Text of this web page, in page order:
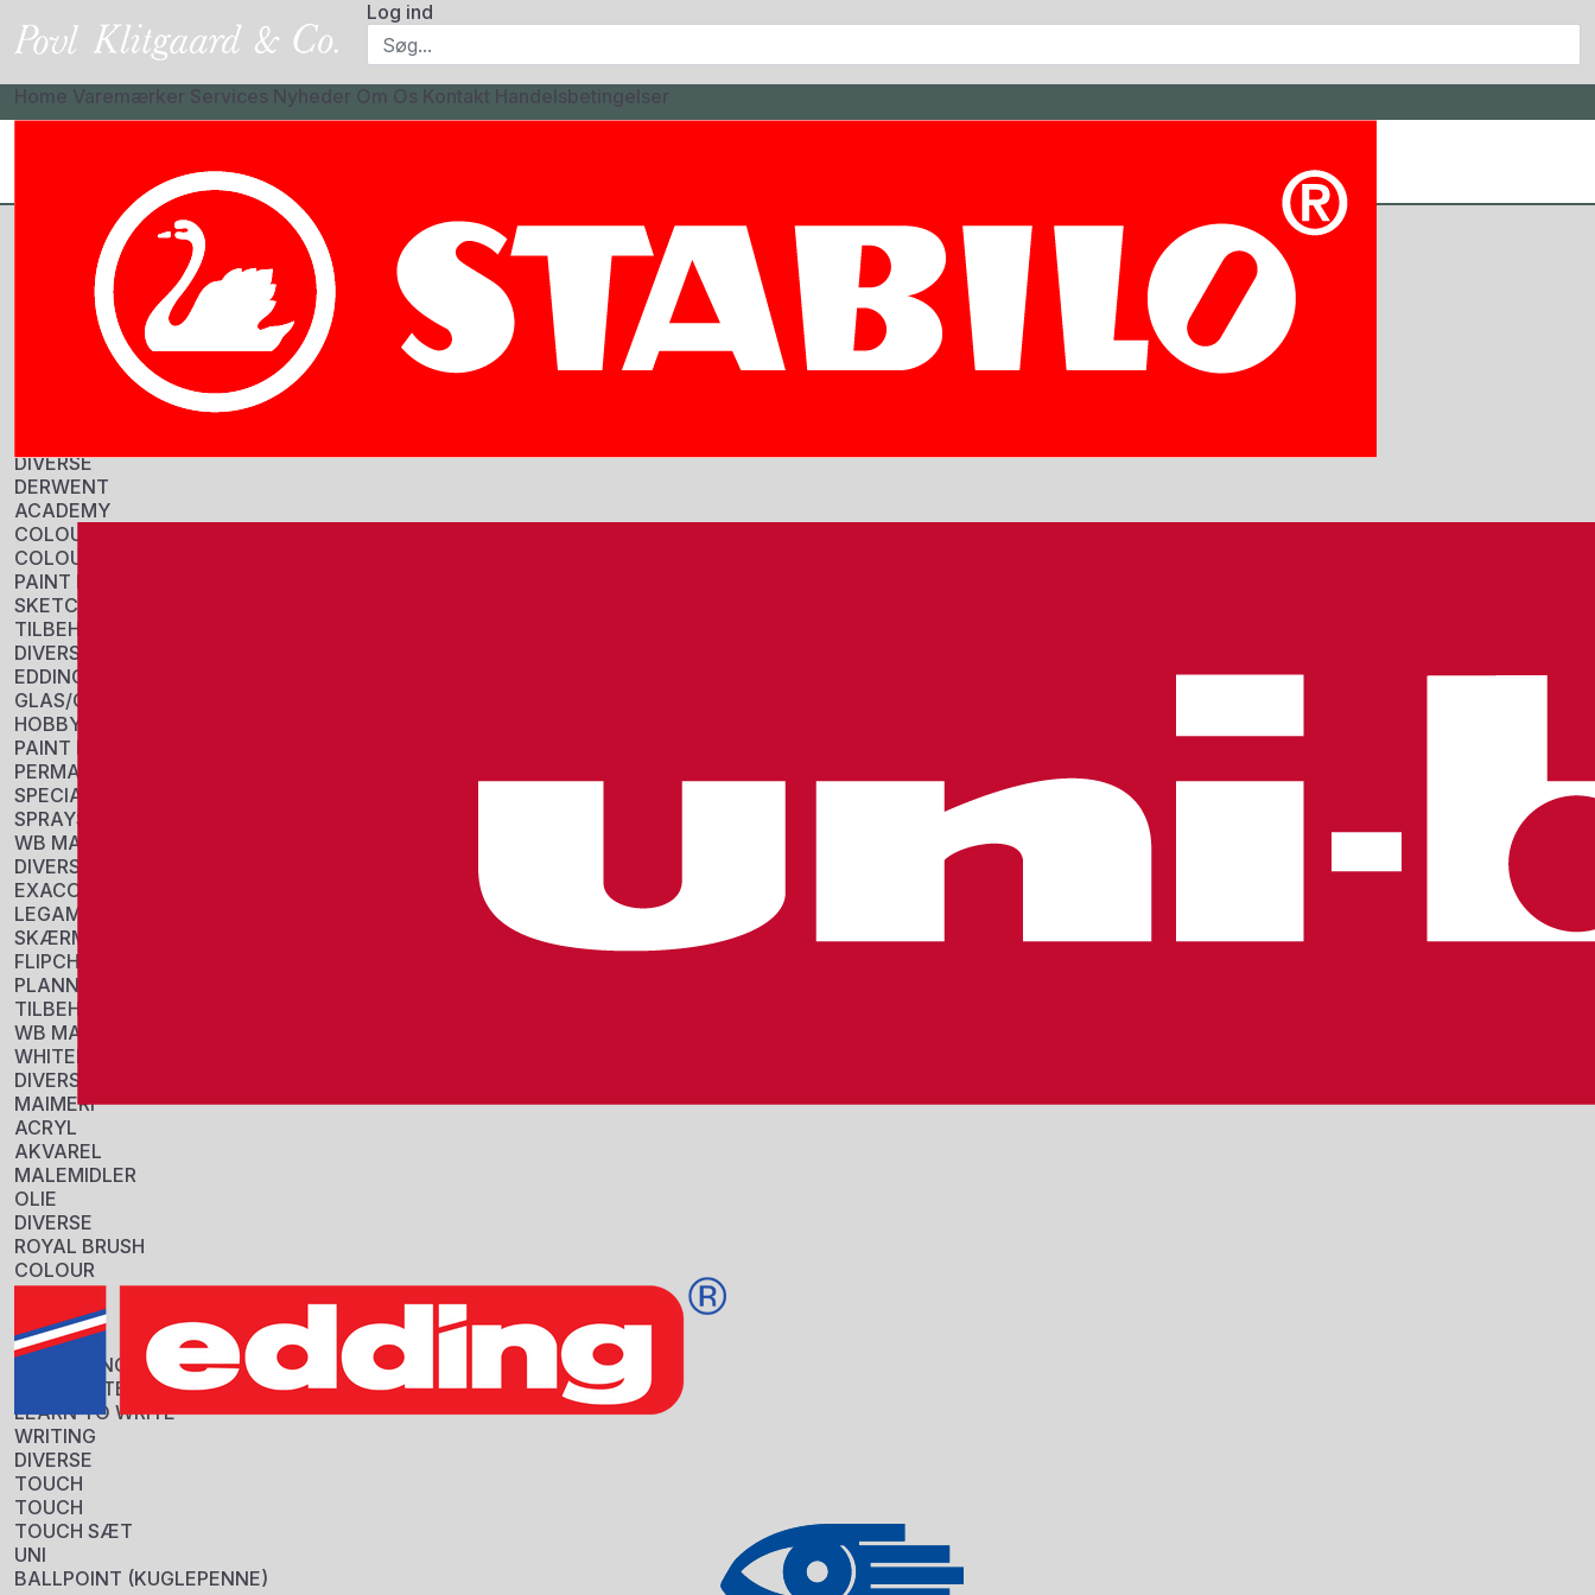
Log ind
CLAIREFONTAINE
AKVAREL
FARVET PAPIR (ETIVAL)
HÆFTER/NOTEBOOKS
PAINT-ON
PASTELMAT
DIVERSE
DERWENT
ACADEMY
COLOUR BLOCKS
COLOUR PENCIL
PAINT PANS
SKETCH
TILBEHØR
DIVERSE
EDDING
GLAS/CHALK MARKERS
HOBBY/COLORING
PAINT MARKERS
PERMANENT MARKERS
SPECIAL MARKERS
SPRAYS
WB MARKERS
DIVERSE
EXACOMPTA
LEGAMASTER
SKÆRME
FLIPCHARTS
PLANNERS
TILBEHØR
WB MARKERS
WHITEBOARDS
DIVERSE
MAIMERI
ACRYL
AKVAREL
MALEMIDLER
OLIE
DIVERSE
ROYAL BRUSH
COLOUR
PENSLER
DIVERSE
STABILO
COLOURING
HIGHLIGHTERS
LEARN TO WRITE
WRITING
DIVERSE
TOUCH
TOUCH
TOUCH SÆT
UNI
BALLPOINT (KUGLEPENNE)
Home Varemærker Services Nyheder Om Os Kontakt Handelsbetingelser
DERWENT
ACADEMY
Produkter i denne gruppe 4 produkter